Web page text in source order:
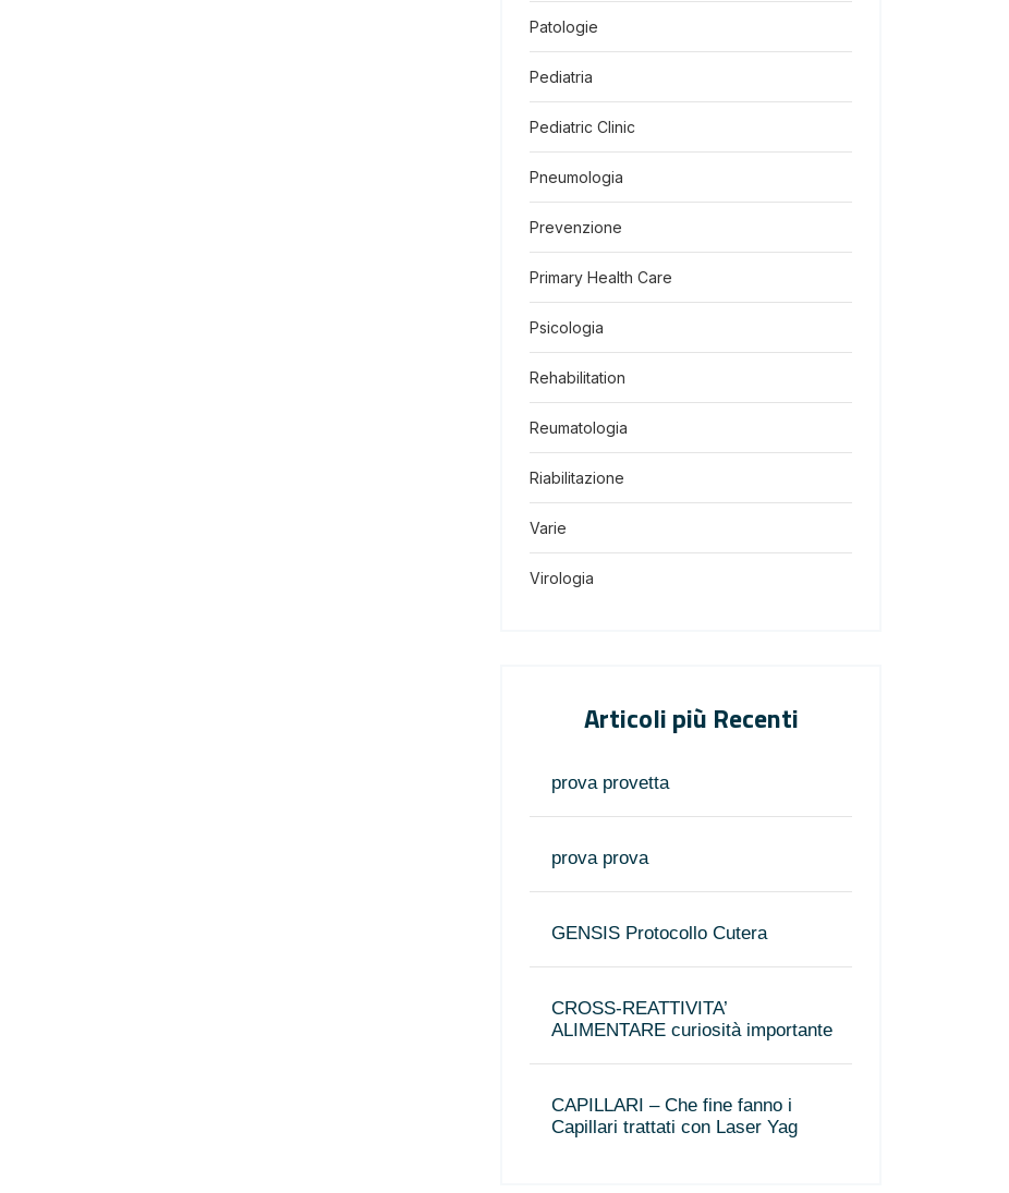
Patologie
Pediatria
Pediatric Clinic
Pneumologia
Prevenzione
Primary Health Care
Psicologia
Rehabilitation
Reumatologia
Riabilitazione
Varie
Virologia
Articoli più Recenti
prova provetta
prova prova
GENSIS Protocollo Cutera
CROSS-REATTIVITA’
ALIMENTARE curiosità importante
CAPILLARI – Che fine fanno i
Capillari trattati con Laser Yag